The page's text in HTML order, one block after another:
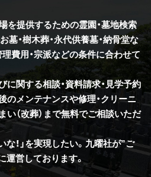
を提供するための霊園・墓地検索
・樹木葬・永代供養墓・納骨堂な
理費用・宗派などの条件に合わせて
に関する相談・資料請求・見学予約
のメンテナンスや修理・クリーニ
い（改葬）まで無料でご相談いただ
！」を実現したい。九曜社が”ご
営しております。